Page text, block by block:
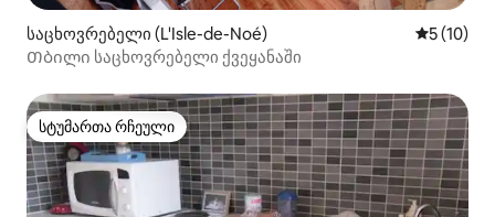
საცხოვრებელი (L'Isle-de-Noé) საშუალო
5 (10)
Თბილი საცხოვრებელი ქვეყანაში
სტუმართა რჩეული
სტუმართა რჩეული